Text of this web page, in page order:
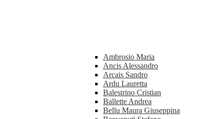
Ambrosio Maria
Ancis Alessandro
Arcais Sandro
Ardu Lauretta
Balestrino Cristian
Ballette Andrea
Bellu Maura Giuseppina